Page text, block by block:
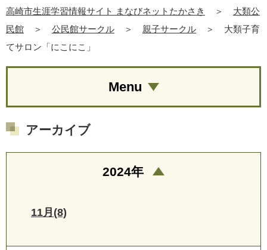
高崎市生涯学習情報サイト まなびネットたかさき ＞
大類公
民館
＞ 公民館サークル ＞ 親子サークル ＞
大類子育
てサロン「にこにこ」
Menu
アーカイブ
2024年
11月(8)